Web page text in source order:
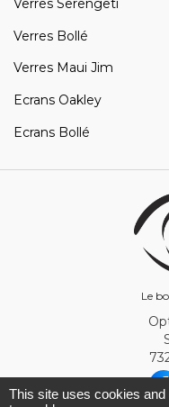
Le
Verres Serengeti
Verres Bollé
Verres Maui Jim
Ecrans Oakley
Ecrans Bollé
This site uses cookies